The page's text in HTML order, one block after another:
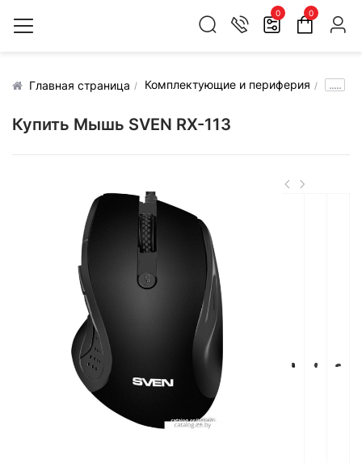
0 0
Главная страница Комплектующие и периферия .....
Купить Мышь SVEN RX-113